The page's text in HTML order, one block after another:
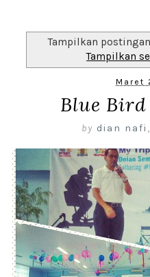
Tampilkan
Tampilkan
Maret
Blue
by dian nafi ,